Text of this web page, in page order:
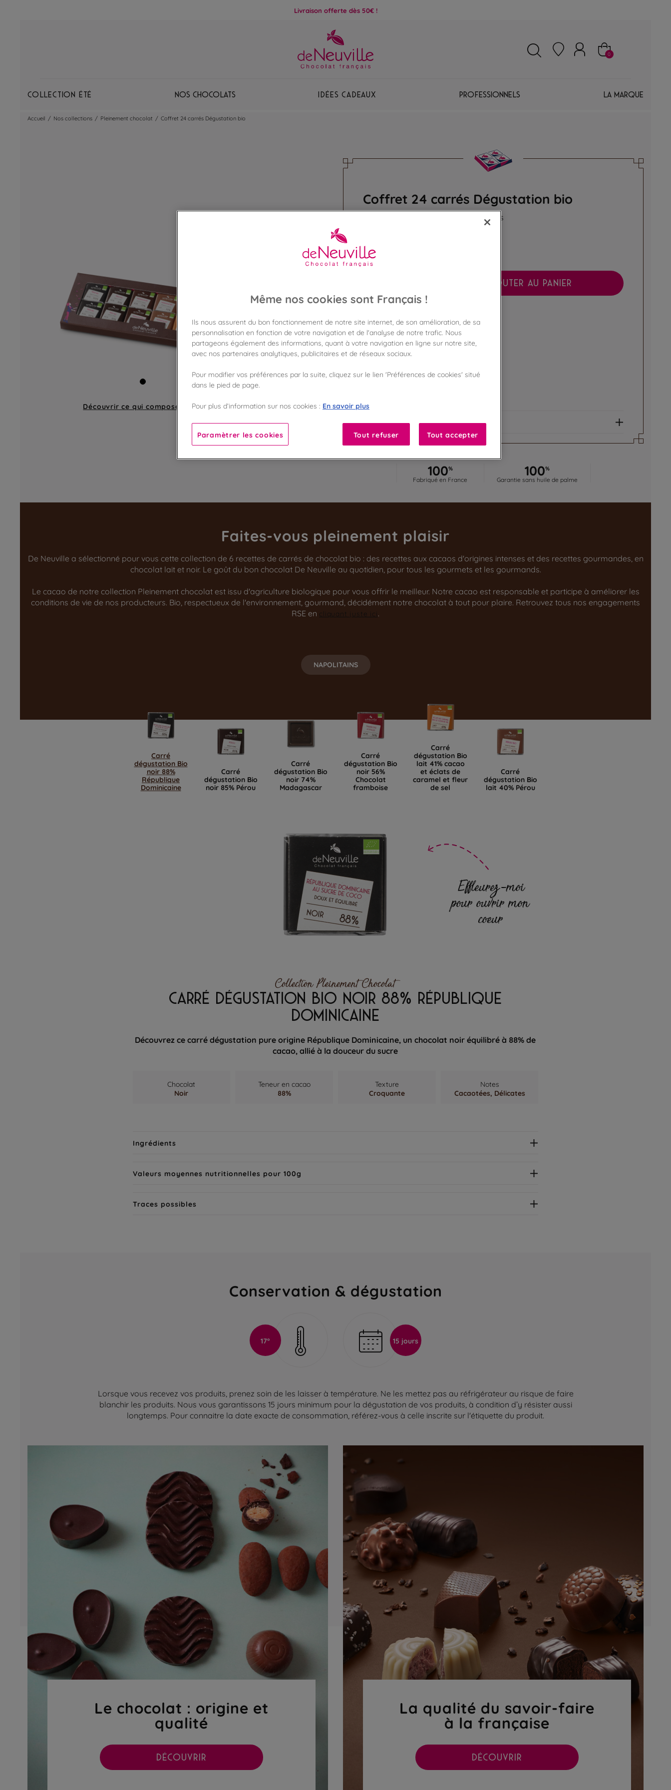
Livraison offerte dès 50€ !
0
Collection Été Nos chocolats Idées Cadeaux Professionnels La marque
Accueil / Nos collections / Pleinement chocolat / Coffret 24 carrés Dégustation bio
Découvrir ce qui compose un coffret
Coffret 24 carrés Dégustation bio
Assortiment de 6 recettes découvertes
16,90 €
Poids 115g
AJOUTER AU PANIER
Vérifier la disponibilité en magasin
Frais de port offert
dès 50€ d'achat
Liste des ingrédients et allergènes
100%
Fabriqué en France 100%
Garantie sans huile de palme
Faites-vous pleinement plaisir
De Neuville a sélectionné pour vous cette collection de 6 recettes de carrés de chocolat bio : des recettes aux cacaos d'origines intenses et des recettes gourmandes, en
chocolat lait et noir. Le goût du bon chocolat De Neuville au quotidien, pour tous les gourmets et les gourmands.
Le cacao de notre collection Pleinement chocolat est issu d'agriculture biologique pour vous offrir le meilleur. Notre cacao est responsable et participe à améliorer les
conditions de vie de nos producteurs. Bio, respectueux de l'environnement, gourmand, décidément notre chocolat à tout pour plaire. Retrouvez tous nos engagements
RSE en
cliquant juste ici
NAPOLITAINS
Carré
dégustation Bio
noir 88%
République
Dominicaine
Carré
dégustation Bio
noir 85% Pérou
Carré
dégustation Bio
noir 74%
Madagascar
Carré
dégustation Bio
noir 56%
Chocolat
framboise
Carré
dégustation Bio
lait 41% cacao
et éclats de
caramel et fleur
de sel
Carré
dégustation Bio
lait 40% Pérou
Effleurez-moi
pour ouvrir mon
coeur
Collection Pleinement Chocolat
CARRÉ DÉGUSTATION BIO NOIR 88% RÉPUBLIQUE
DOMINICAINE
Découvrez ce carré dégustation pure origine République Dominicaine, un chocolat noir équilibré à 88% de
cacao, allié à la douceur du sucre
Chocolat
Noir
Teneur en cacao
88%
Texture
Croquante
Notes
Cacaotées, Délicates
Ingrédients
Valeurs moyennes nutritionnelles pour 100g
Traces possibles
Conservation & dégustation
17° 15 jours
Lorsque vous recevez vos produits, prenez soin de les laisser à température. Ne les mettez pas au réfrigérateur au risque de faire
blanchir les produits. Nous vous garantissons 15 jours minimum pour la dégustation de vos produits, à condition d’y résister aussi
longtemps. Pour connaitre la date exacte de consommation, référez-vous à celle inscrite sur l'étiquette du produit.
Le chocolat : origine et
qualité
DÉCOUVRIR
La qualité du savoir-faire
à la française
DÉCOUVRIR
Même nos cookies sont Français !
Ils nous assurent du bon fonctionnement de notre site internet, de son amélioration, de sa
personnalisation en fonction de votre navigation et de l'analyse de notre trafic. Nous
partageons également des informations, quant à votre navigation en ligne sur notre site,
avec nos partenaires analytiques, publicitaires et de réseaux sociaux.
Pour modifier vos préférences par la suite, cliquez sur le lien 'Préférences de cookies' situé
dans le pied de page.
Pour plus d’information sur nos cookies : En savoir plus
Paramètrer les cookies Tout refuser Tout accepter